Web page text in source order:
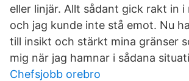
eller linjär. Allt sådant gick rakt in
och jag kunde inte stå emot. Nu
till insikt och stärkt mina gränser
mig när jag hamnar i sådana
Chefsjobb orebro